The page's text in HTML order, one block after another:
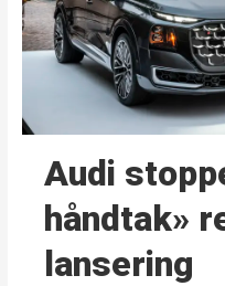
Audi
håndtak»
lansering